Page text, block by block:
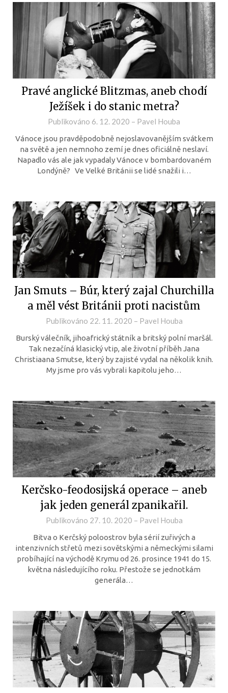
Pravé anglické Blitzmas, aneb chodí
Ježíšek i do stanic metra?
Publikováno 6. 12. 2020 – Pavel Houba
Vánoce jsou pravděpodobně nejoslavovanějším svátkem
na světě a jen nemnoho zemí je dnes oficiálně neslaví.
Napadlo vás ale jak vypadaly Vánoce v bombardovaném
Londýně? Ve Velké Británii se lidé snažili i…
Jan Smuts – Búr, který zajal Churchilla
a měl vést Británii proti nacistům
Publikováno 22. 11. 2020 – Pavel Houba
Burský válečník, jihoafrický státník a britský polní maršál.
Tak nezačíná klasický vtip, ale životní příběh Jana
Christiaana Smutse, který by zajisté vydal na několik knih.
My jsme pro vás vybrali kapitolu jeho…
Kerčsko-feodosijská operace – aneb
jak jeden generál zpanikařil.
Publikováno 27. 10. 2020 – Pavel Houba
Bitva o Kerčský poloostrov byla sérií zuřivých a
intenzivních střetů mezi sovětskými a německými silami
probíhající na východě Krymu od 26. prosince 1941 do 15.
května následujícího roku. Přestože se jednotkám
generála…